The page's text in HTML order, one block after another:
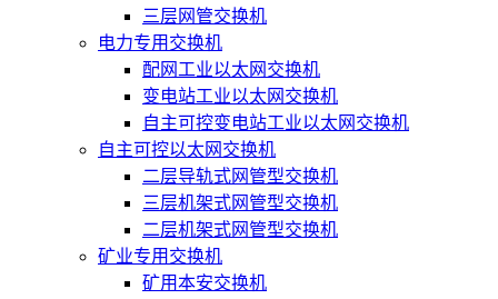
三层网管交换机
电力专用交换机
配网工业以太网交换机
变电站工业以太网交换机
自主可控变电站工业以太网交换机
自主可控以太网交换机
二层导轨式网管型交换机
三层机架式网管型交换机
二层机架式网管型交换机
矿业专用交换机
矿用本安交换机